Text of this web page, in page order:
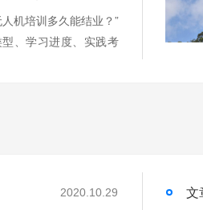
机培训多久能结业？”
、学习进度、实践考
2020.10.29